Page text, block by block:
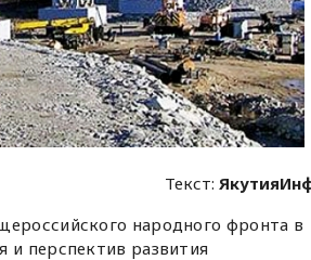
Текст:
народного фронта в
и перспектив развития